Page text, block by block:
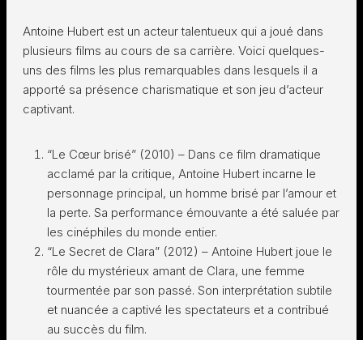
Antoine Hubert est un acteur talentueux qui a joué dans
plusieurs films au cours de sa carrière. Voici quelques-
uns des films les plus remarquables dans lesquels il a
apporté sa présence charismatique et son jeu d’acteur
captivant.
“Le Cœur brisé” (2010) – Dans ce film dramatique
acclamé par la critique, Antoine Hubert incarne le
personnage principal, un homme brisé par l’amour et
la perte. Sa performance émouvante a été saluée par
les cinéphiles du monde entier.
“Le Secret de Clara” (2012) – Antoine Hubert joue le
rôle du mystérieux amant de Clara, une femme
tourmentée par son passé. Son interprétation subtile
et nuancée a captivé les spectateurs et a contribué
au succès du film.